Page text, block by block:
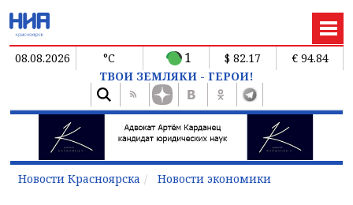
08.08.2026 °C 1 $ 82.17
€ 94.84
ТВОИ ЗЕМЛЯКИ - ГЕРОИ!
Новости Красноярска Новости экономики